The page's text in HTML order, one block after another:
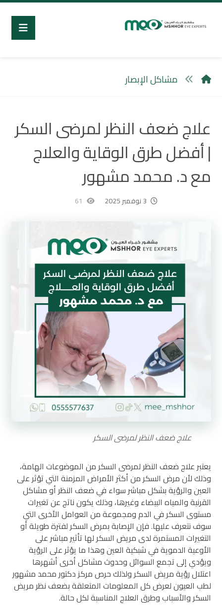
مشاكل الإبصار
علاج ضعف النظر لمرضى السكر
| أفضل طرق الوقاية والعلاج
مع د. محمد مشهور
3 نوفمبر 2025 61
علاج ضعف النظر لمرضى السكر
يعتبر علاج ضعف النظر لمرضى السكر من الموضوعات الهامة،
وذلك لأن مرض السكر من أكثر الأمراض المزمنة التي تؤثر على
العين والرؤية بشكل مباشر سواء في ضعف النظر أو مشاكل
القرنية والمياه البيضاء وغيرها، وذلك يكون ناتج عن تغيرات
مستوى السكر في الدم ومجموعة من العوامل الأخرى التي
سوف نتعرف عليها. فإن الإصابة بمرض السكر لفترة طويلة أو
التغيرات المستمرة لدى مريض السكر لها تأثير مباشر على
الأوعية الدموية في شبكية العين وهذا ما يؤثر على الرؤية
ويؤدي إلى تجمع السوائل وحدوث مشاكل أخرى أشهرها
اعتلال رؤية مريض السكر ولذلك حرص مركز دكتور محمد مشهور
لطب العيون لعرض كل المعلومات المتعلقة بضعف نظر مريض
السكر والأسباب وطرق العلاج المناسبة لكل حالة.